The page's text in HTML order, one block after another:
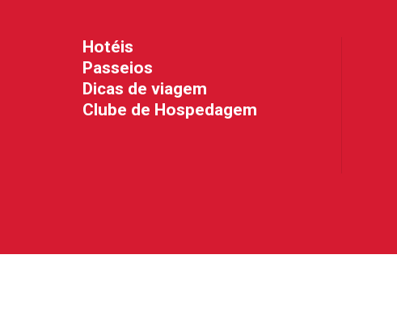
Hotéis
Passeios
Dicas de viagem
Clube de Hospedagem